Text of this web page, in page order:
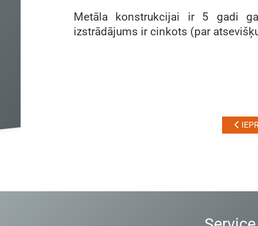
Metāla konstrukcijai ir 5 gadi
izstrādājums ir cinkots (par